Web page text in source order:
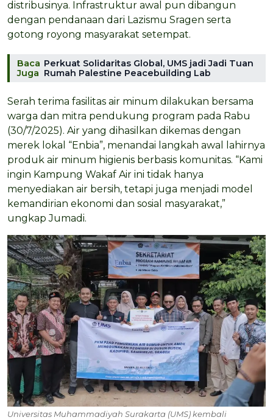
distribusinya. Infrastruktur awal pun dibangun
dengan pendanaan dari Lazismu Sragen serta
gotong royong masyarakat setempat.
Baca
Juga
Perkuat Solidaritas Global, UMS jadi Jadi Tuan
Rumah Palestine Peacebuilding Lab
Serah terima fasilitas air minum dilakukan bersama
warga dan mitra pendukung program pada Rabu
(30/7/2025). Air yang dihasilkan dikemas dengan
merek lokal “Enbia”, menandai langkah awal lahirnya
produk air minum higienis berbasis komunitas. “Kami
ingin Kampung Wakaf Air ini tidak hanya
menyediakan air bersih, tetapi juga menjadi model
kemandirian ekonomi dan sosial masyarakat,”
ungkap Jumadi.
Universitas Muhammadiyah Surakarta (UMS) kembali